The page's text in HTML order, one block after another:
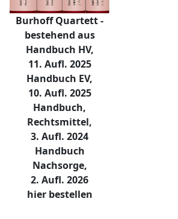
Burhoff Quartett -
bestehend aus
Handbuch HV,
11. Aufl. 2025
Handbuch EV,
10. Aufl. 2025
Handbuch,
Rechtsmittel,
3. Aufl. 2024
Handbuch
Nachsorge,
2. Aufl. 2026
hier bestellen